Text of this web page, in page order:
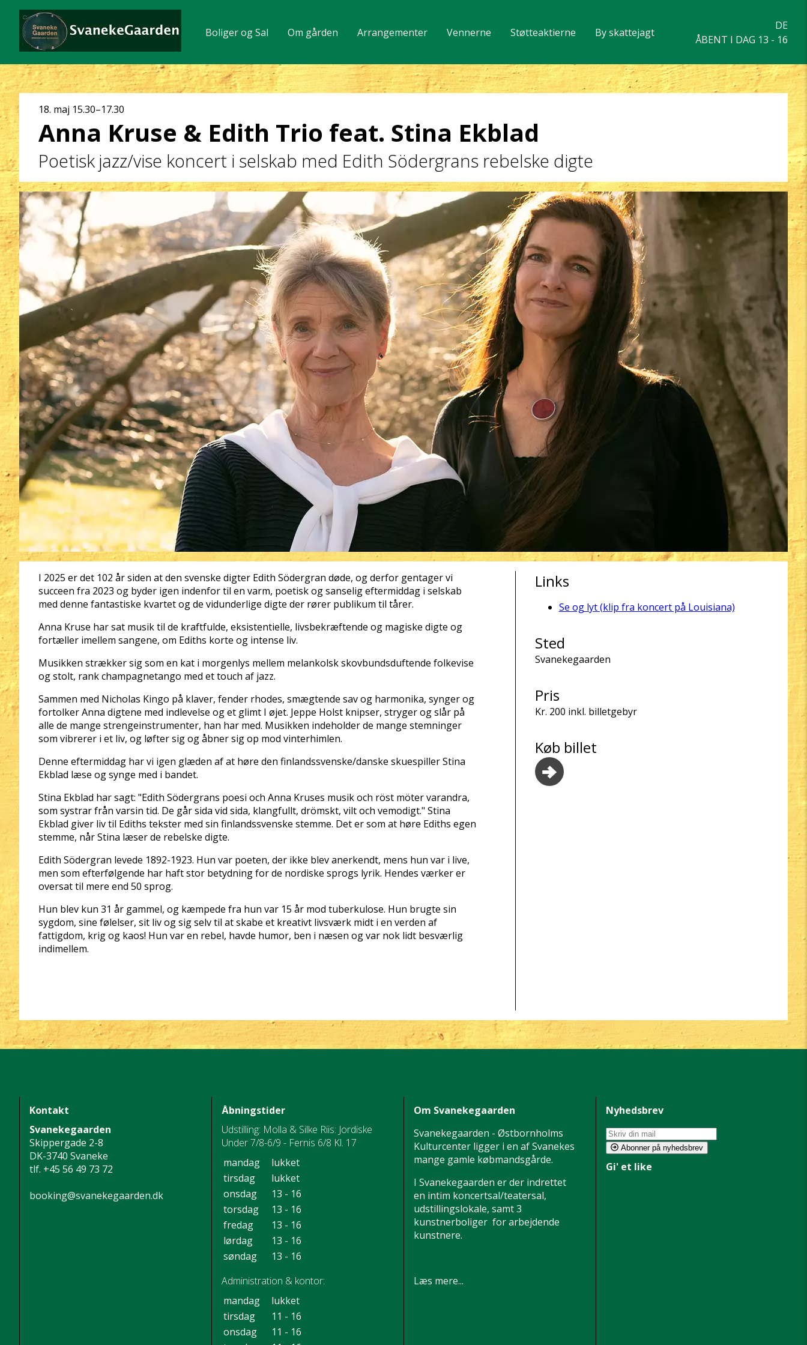
Boliger og Sal Om gården Arrangementer Vennerne Støtteaktierne By skattejagt
DE
ÅBENT I DAG 13 - 16
Dato
og
klokkeslæt
18. maj 15.30–17.30
Anna Kruse & Edith Trio feat. Stina Ekblad
Poetisk jazz/vise koncert i selskab med Edith Södergrans rebelske digte
I 2025 er det 102 år siden at den svenske digter Edith Södergran døde, og derfor gentager vi
succeen fra 2023 og byder igen indenfor til en varm, poetisk og sanselig eftermiddag i selskab
med denne fantastiske kvartet og de vidunderlige digte der rører publikum til tårer.
Anna Kruse har sat musik til de kraftfulde, eksistentielle, livsbekræftende og magiske digte og
fortæller imellem sangene, om Ediths korte og intense liv.
Musikken strækker sig som en kat i morgenlys mellem melankolsk skovbundsduftende folkevise
og stolt, rank champagnetango med et touch af jazz.
Sammen med Nicholas Kingo på klaver, fender rhodes, smægtende sav og harmonika, synger og
fortolker Anna digtene med indlevelse og et glimt I øjet. Jeppe Holst knipser, stryger og slår på
alle de mange strengeinstrumenter, han har med. Musikken indeholder de mange stemninger
som vibrerer i et liv, og løfter sig og åbner sig op mod vinterhimlen.
Denne eftermiddag har vi igen glæden af at høre den finlandssvenske/danske skuespiller Stina
Ekblad læse og synge med i bandet.
Stina Ekblad har sagt: "Edith Södergrans poesi och Anna Kruses musik och röst möter varandra,
som systrar från varsin tid. De går sida vid sida, klangfullt, drömskt, vilt och vemodigt." Stina
Ekblad giver liv til Ediths tekster med sin finlandssvenske stemme. Det er som at høre Ediths egen
stemme, når Stina læser de rebelske digte.
Edith Södergran levede 1892-1923. Hun var poeten, der ikke blev anerkendt, mens hun var i live,
men som efterfølgende har haft stor betydning for de nordiske sprogs lyrik. Hendes værker er
oversat til mere end 50 sprog.
Hun blev kun 31 år gammel, og kæmpede fra hun var 15 år mod tuberkulose. Hun brugte sin
sygdom, sine følelser, sit liv og sig selv til at skabe et kreativt livsværk midt i en verden af
fattigdom, krig og kaos! Hun var en rebel, havde humor, ben i næsen og var nok lidt besværlig
indimellem.
Links
Se og lyt (klip fra koncert på Louisiana)
Sted
Svanekegaarden
Pris
Kr. 200 inkl. billetgebyr
Køb billet
Kontakt
Svanekegaarden
Skippergade 2-8
DK-3740 Svaneke
tlf. +45 56 49 73 72
booking@svanekegaarden.dk
Åbningstider
Udstilling: Molla & Silke Riis: Jordiske
Under 7/8-6/9 - Fernis 6/8 Kl. 17
mandag
lukket
tirsdag
lukket
onsdag
13 - 16
torsdag
13 - 16
fredag
13 - 16
lørdag
13 - 16
søndag
13 - 16
Administration & kontor:
mandag
lukket
tirsdag
11 - 16
onsdag
11 - 16
Om Svanekegaarden
Svanekegaarden - Østbornholms
Kulturcenter ligger i en af Svanekes
mange gamle købmandsgårde.
I Svanekegaarden er der indrettet
en intim koncertsal/teatersal,
udstillingslokale, samt 3
kunstnerboliger for arbejdende
kunstnere.
Læs mere...
Nyhedsbrev
Abonner på nyhedsbrev
Gi' et like